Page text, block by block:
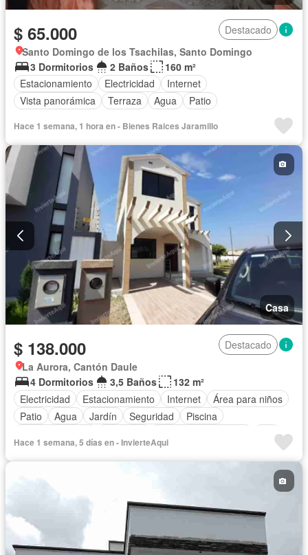
$ 65.000
Destacado
Santo Domingo de los Tsachilas, Santo Domingo
3 Dormitorios
2 Baños
160 m²
Estacionamiento
Electricidad
Internet
Vista panorámica
Terraza Agua Patio
Hace 1 semana, 1 hora en - Bienes Raices Jaramillo
Casa
$ 138.000
Destacado
La Aurora, Cantón Daule
4 Dormitorios
3,5 Baños
132 m²
Electricidad
Estacionamiento Internet
Área para niños
Patio
Agua Jardín Seguridad
Piscina
Hace 1 semana, 5 días en - InvierteAqui